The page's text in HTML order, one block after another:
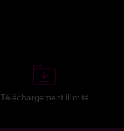
Téléchargement illimité